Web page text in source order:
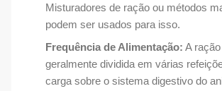
Misturadores de ração ou métodos
podem ser usados para isso.
Frequência de Alimentação: A
geralmente dividida em várias
carga sobre o sistema digestivo do